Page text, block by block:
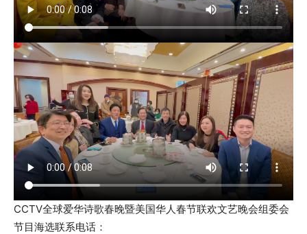
CCTV全球爱华诗歌春晚暨美国华人春节联欢文艺晚会组委会
节目海选联系电话：